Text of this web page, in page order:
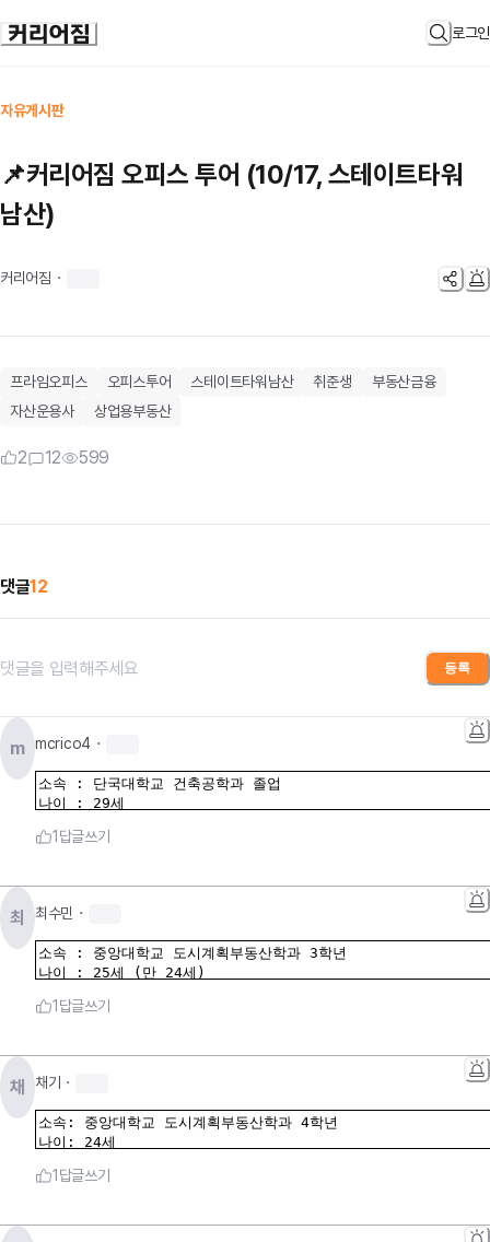
로그인
자유게시판
📌커리어짐 오피스 투어 (10/17, 스테이트타워
남산)
커리어짐 ・
프라임오피스 오피스투어 스테이트타워남산 취준생
부동산금융
자산운용사
상업용부동산
2 12 599
댓글12
댓글을 입력해주세요 등록
m mcrico4 ・
1 답글쓰기
최 최수민 ・
1 답글쓰기
채 채기 ・
1 답글쓰기